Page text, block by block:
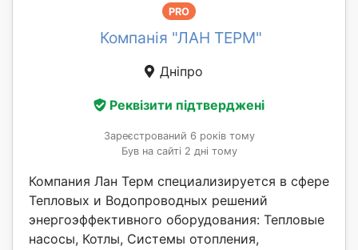
PRO
Компанія "ЛАН ТЕРМ"
Дніпро
Реквізити підтверджені
Зареєстрований 6 років тому
Був на сайті 2 дні тому
Компания Лан Терм специализируется в сфере
Тепловых и Водопроводных решений
энергоэффективного оборудования: Тепловые
насосы, Котлы, Системы отопления,